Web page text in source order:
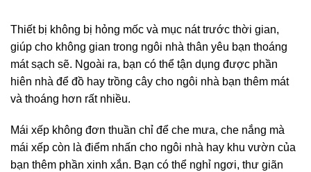
Thiết bị không bị hỏng mốc và mục nát trước thời gian,
giúp cho không gian trong ngôi nhà thân yêu bạn thoáng
mát sạch sẽ. Ngoài ra, bạn có thể tận dụng được phần
hiên nhà để đồ hay trồng cây cho ngôi nhà bạn thêm mát
và thoáng hơn rất nhiều.
Mái xếp không đơn thuần chỉ để che mưa, che nắng mà
mái xếp còn là điểm nhấn cho ngôi nhà hay khu vườn của
bạn thêm phần xinh xắn. Bạn có thể nghỉ ngơi, thư giãn